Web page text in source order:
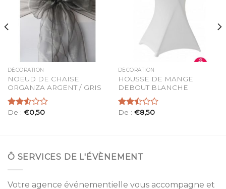
Ajouter
à la
liste
d’envies
DÉCORATION
NOEUD DE CHAISE
ORGANZA ARGENT / GRIS
Note
De : €0,50
DÉCORATION
HOUSSE DE MANGE
DEBOUT BLANCHE
Note
De : €8,50
Ô SERVICES DE L'ÉVÈNEMENT
Votre agence événementielle vous accompagne et